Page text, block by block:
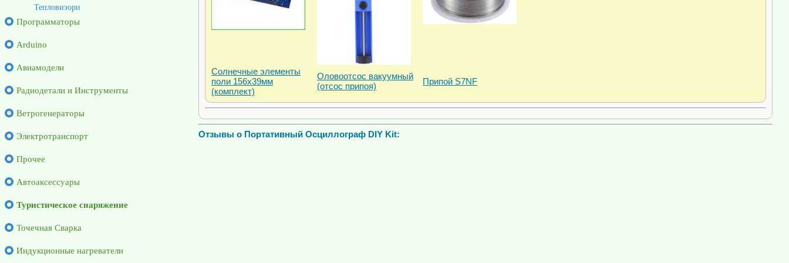
Солнечные элементы
поли 156x39мм
(комплект)
Оловоотсос вакуумный
(отсос припоя)
Припой S7NF
Отзывы о Портативный Осциллограф DIY Kit:
Тепловизори
Программаторы
Arduino
Авиамодели
Радиодетали и Инструменты
Ветрогенераторы
Электротранспорт
Прочее
Автоаксессуары
Туристическое снаряжение
Точечная Сварка
Индукционные нагреватели